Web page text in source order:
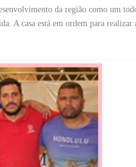
da região como um
A casa está em ordem para realizar